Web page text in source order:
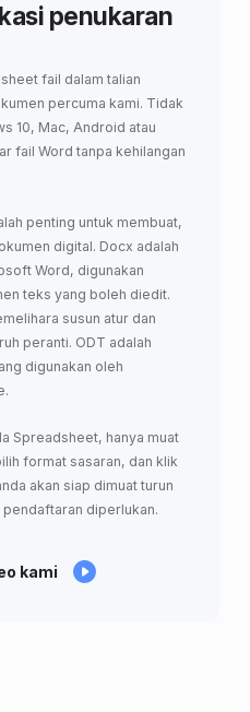
penukaran
fail dalam talian
percuma kami. Tidak
10, Mac, Android atau
fail Word tanpa kehilangan
penting untuk membuat,
digital. Docx adalah
Word, digunakan
teks yang boleh diedit.
susun atur dan
peranti. ODT adalah
digunakan oleh
Spreadsheet, hanya muat
format sasaran, dan klik
akan siap dimuat turun
diperlukan.
kami